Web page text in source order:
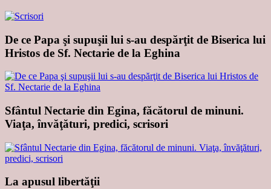
De ce Papa şi supuşii lui s-au despărţit de Biserica lui
Hristos de Sf. Nectarie de la Eghina
Sfântul Nectarie din Egina, făcătorul de minuni.
Viaţa, învăţături, predici, scrisori
La apusul libertăţii